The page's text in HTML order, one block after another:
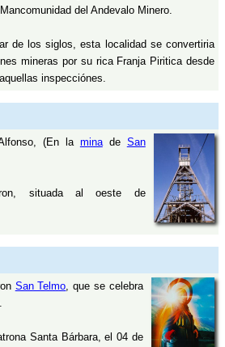
Mancomunidad del Andevalo Minero.
de los siglos, esta localidad se convertiria
mineras por su rica Franja Piritica desde
inspecciónes.
(En la minade San
situada al oeste de
San Telmo, que se celebra
Santa Bárbara, el 04 de